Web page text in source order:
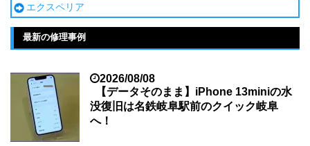
エクスペリア
最新の修理事例
2026/08/08
【データそのまま】iPhone 13miniの水
没復旧は名鉄岐阜駅前のクイック岐阜
へ！